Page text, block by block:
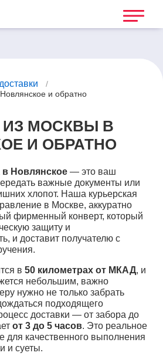
/
и обратно
ИЗ МОСКВЫ В
И ОБРАТНО
в Новлянское — это ваш
важные документы или
хлопот. Наша курьерская
в Москве, аккуратно
фирменный конверт, который
защиту и
и доставит получателю с
в 50 километрах от МКАД, и
небольшим, важно
нужно не только забрать
подходящего
доставки — от забора до
от 3 до 5 часов. Это реальное
для качественного выполнения
и суеты.